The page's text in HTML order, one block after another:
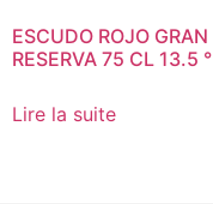
ESCUDO ROJO GRAN
RESERVA 75 CL 13.5 °
Lire la suite